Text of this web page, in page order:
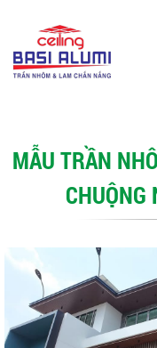
MẪU TRẦN
CHUỘNG